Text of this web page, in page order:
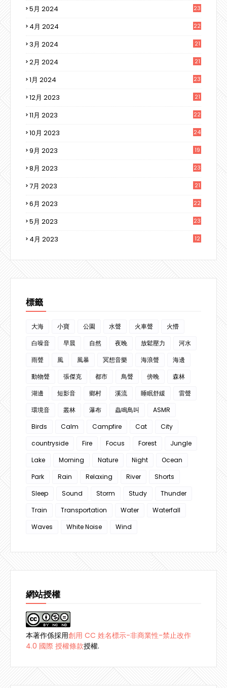
5月 2024 23
4月 2024 22
3月 2024 21
2月 2024 21
1月 2024 23
12月 2023 21
11月 2023 22
10月 2023 24
9月 2023 19
8月 2023 23
7月 2023 21
6月 2023 22
5月 2023 23
4月 2023
12
標籤
大海 小寶 公園 水聲 火車聲
火懵
白噪音
早晨 自然 夜晚 放鬆壓力
河水
雨聲
風 風暴 冥想音樂 海浪聲
海邊
動物聲
張傑克 都市 鳥聲 傍晚
森林
湖邊
短影音 鄉村 溪流 睡眠舒緩
雷聲
環境音
叢林 瀑布 蟲鳴鳥叫
ASMR
Birds
Calm Campfire Cat
City
countryside
Fire Focus Forest
Jungle
Lake
Morning Nature Night
Ocean
Park
Rain Relaxing River
Shorts
Sleep
Sound Storm Study
Thunder
Train
Transportation Water
Waterfall
Waves
White Noise Wind
網站授權
本著作係採用創用 CC 姓名標示-非商業性-禁止改作
4.0 國際 授權條款授權.